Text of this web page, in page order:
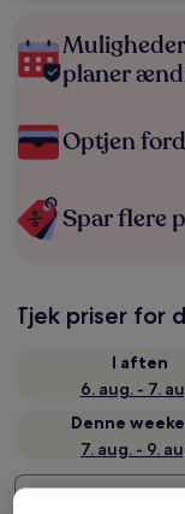
planer
Optjen
Spar flere
Tjek priser for
I aften
6. aug. - 7.
Denne
7. aug. - 9.
Anbefalet